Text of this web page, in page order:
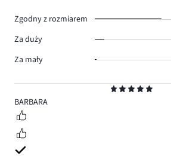
5
BARBARA
Zgodny z rozmiarem
Za duży
Za mały